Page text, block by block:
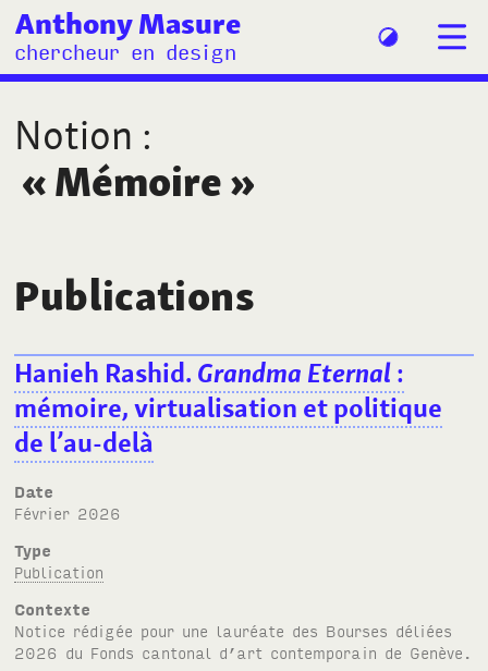
Anthony Masure
chercheur en design
Notion :
«Mémoire»
Publications
Hanieh Rashid. Grandma Eternal:
mémoire, virtualisation et politique
de l’au-delà
Date
février 2026
Type
Publication
Contexte
Notice rédigée pour une lauréate des Bourses déliées
2026 du Fonds cantonal d’art contemporain de Genève.